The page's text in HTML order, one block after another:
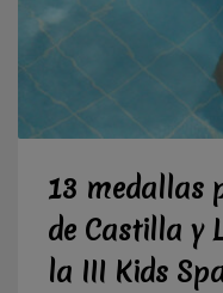
13 medallas
de Castilla y
la III Kids